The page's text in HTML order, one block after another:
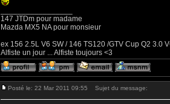
147 JTDm pour madame
Mazda MX5 NA pour monsieur
ex 156 2.5L V6 SW / 146 TS120 /GTV Cup Q2 3.0
Alfiste un jour ... Alfiste toujours <3
Posté le: 22 Mar 2011 09:55 Sujet du message: